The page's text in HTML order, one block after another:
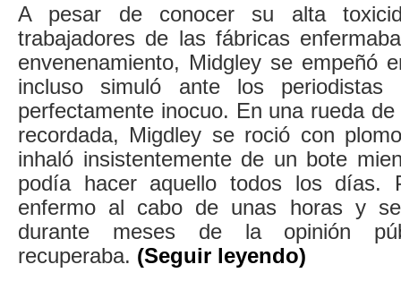
A pesar de conocer su alta
trabajadores de las fábricas
envenenamiento, Midgley se empeñó
incluso simuló ante los
perfectamente inocuo. En una rueda
recordada, Migdley se roció con
inhaló insistentemente de un bote
podía hacer aquello todos los días.
enfermo al cabo de unas horas y
durante meses de la opinión
recuperaba. (Seguir leyendo)